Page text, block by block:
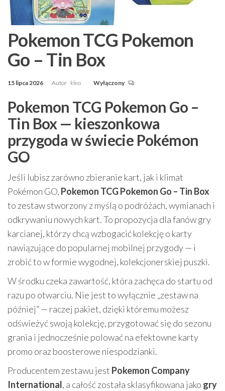
Pokemon TCG Pokemon
Go – Tin Box
15 lipca 2026 Autor kleo Wyłączony
Pokemon TCG Pokemon Go –
Tin Box — kieszonkowa
przygoda w świecie Pokémon
GO
Jeśli lubisz zarówno zbieranie kart, jak i klimat
Pokémon GO, Pokemon TCG Pokemon Go – Tin Box
to zestaw stworzony z myślą o podróżach, wymianach i
odkrywaniu nowych kart. To propozycja dla fanów gry
karcianej, którzy chcą wzbogacić kolekcję o karty
nawiązujące do popularnej mobilnej przygody — i
zrobić to w formie wygodnej, kolekcjonerskiej puszki.
W środku czeka zawartość, która zachęca do startu od
razu po otwarciu. Nie jest to wyłącznie „zestaw na
później” — raczej pakiet, dzięki któremu możesz
odświeżyć swoją kolekcję, przygotować się do sezonu
grania i jednocześnie polować na efektowne karty
promo oraz boosterowe niespodzianki.
Producentem zestawu jest Pokemon Company
International, a całość została sklasyfikowana jako gry